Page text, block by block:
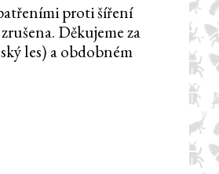
proti šíření
Děkujeme za
les) a obdobném